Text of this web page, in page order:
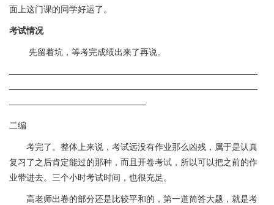
面上这门课的同学好运了。
考试情况
先留着坑，等考完成绩出来了再说。
—————————————————————————————
—————————————————————————————
————————————————
二编
考完了。整体上来说，考试远没有作业那么凶残，属于是认真
复习了之后肯定能过的那种，而且开卷考试，所以可以把之前的作
业带进去。三个小时考试时间，也很充足。
高老师出卷的部分还是比较平和的，第一道简答大题，就是考